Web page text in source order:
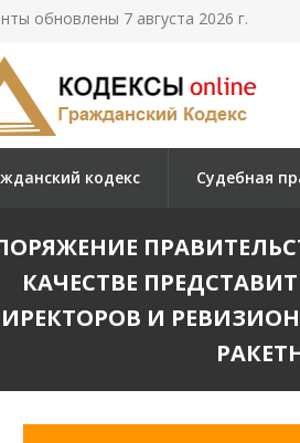
обновлены 7 августа 2026 г.
кодекс Судебная
КАЧЕСТВЕ
И